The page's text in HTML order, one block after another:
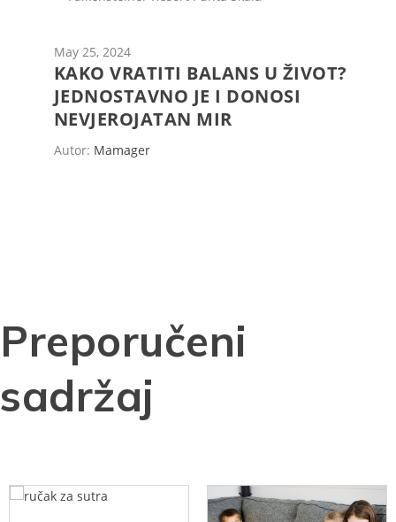
May 25, 2024
KAKO VRATITI BALANS U ŽIVOT?
JEDNOSTAVNO JE I DONOSI
NEVJEROJATAN MIR
Autor: Mamager
Preporučeni
sadržaj